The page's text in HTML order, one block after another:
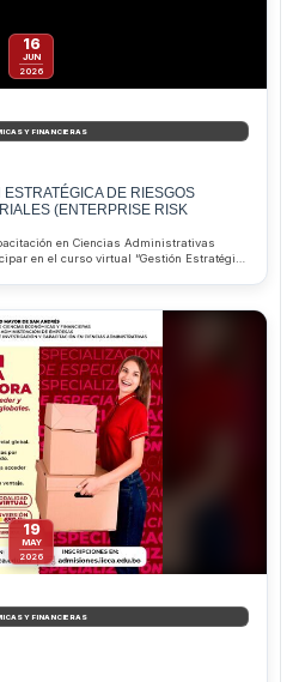
16
JUN
2026
Y FINANCIERAS
DE RIESGOS
(ENTERPRISE RISK
en Ciencias Administrativas
en el curso virtual “Gestión Estratégica
internacionales. Además, ofrece
regulares de la Facultad de Ciencias
para estudiantes sobresalientes de la
Informes e inscripciones al
19
MAY
2026
Y FINANCIERAS